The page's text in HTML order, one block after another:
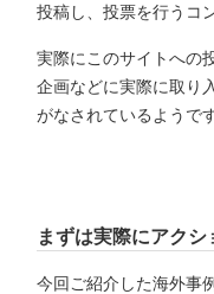
投稿し、投票を行うコ
実際にこのサイトへの
企画などに実際に取り
がなされているようです
まずは実際にアクシ
今回ご紹介した海外事